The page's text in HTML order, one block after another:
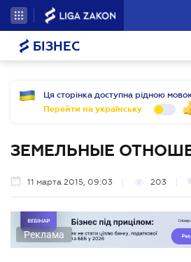
БІЗНЕС
Ця сторінка доступна рідною
Перейти на українську
ЗЕМЕЛЬНЫЕ
11 марта 2015, 09:03 203
Реклама